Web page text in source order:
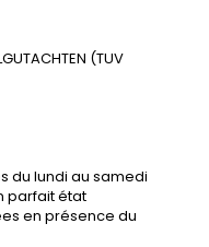
(TUV
du lundi au samedi
parfait état
en présence du